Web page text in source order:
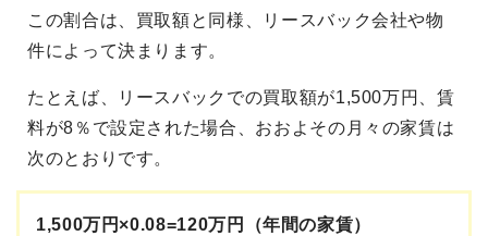
この割合は、買取額と同様、リースバック会社や物
件によって決まります。
たとえば、リースバックでの買取額が1,500万円、賃
料が8％で設定された場合、おおよその月々の家賃は
次のとおりです。
1,500万円×0.08=120万円（年間の家賃）